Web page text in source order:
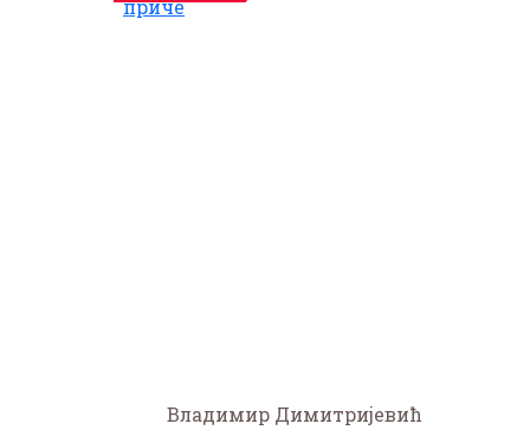
Владимир Димитријевић